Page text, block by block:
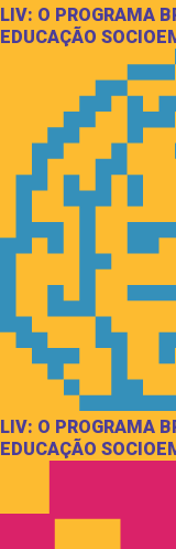
LIV: O PROGRAMA
EDUCAÇÃO
LIV: O PROGRAMA
EDUCAÇÃO